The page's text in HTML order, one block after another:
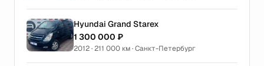
Hyundai Grand Starex
1 300 000 ₽
2012 · 211 000 км · Санкт-Петербург